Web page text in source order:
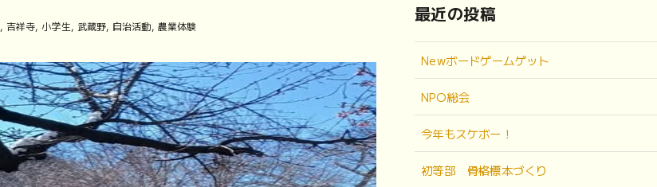
吉祥寺 小学生 武蔵野 自治活動 農業体験
最近の投稿
Newボードゲームゲット
NPO総会
今年もスケボー！
初等部 骨格標本づくり